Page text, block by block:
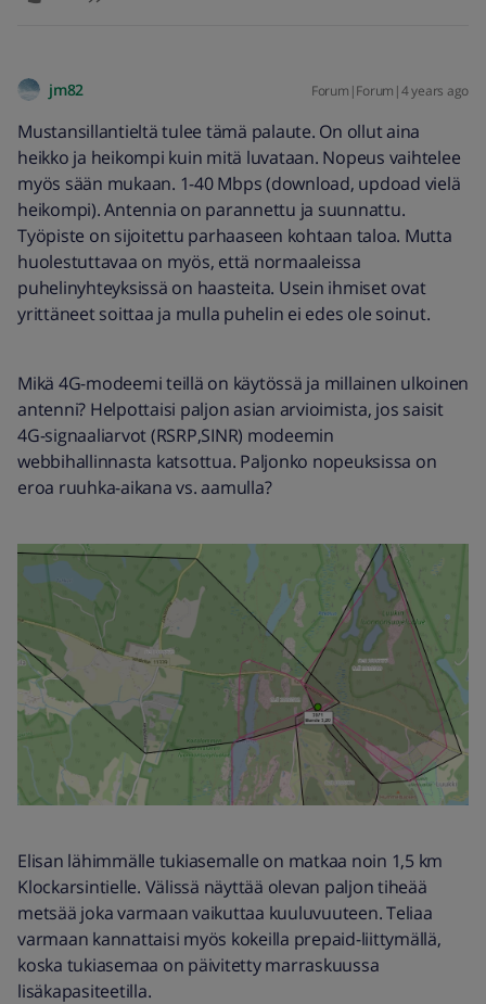
jm82 Forum|Forum|4 years ago
Mustansillantieltä tulee tämä palaute. On ollut aina
heikko ja heikompi kuin mitä luvataan. Nopeus vaihtelee
myös sään mukaan. 1-40 Mbps (download, updoad vielä
heikompi). Antennia on parannettu ja suunnattu.
Työpiste on sijoitettu parhaaseen kohtaan taloa. Mutta
huolestuttavaa on myös, että normaaleissa
puhelinyhteyksissä on haasteita. Usein ihmiset ovat
yrittäneet soittaa ja mulla puhelin ei edes ole soinut.
Mikä 4G-modeemi teillä on käytössä ja millainen ulkoinen
antenni? Helpottaisi paljon asian arvioimista, jos saisit
4G-signaaliarvot (RSRP,SINR) modeemin
webbihallinnasta katsottua. Paljonko nopeuksissa on
eroa ruuhka-aikana vs. aamulla?
Elisan lähimmälle tukiasemalle on matkaa noin 1,5 km
Klockarsintielle. Välissä näyttää olevan paljon tiheää
metsää joka varmaan vaikuttaa kuuluvuuteen. Teliaa
varmaan kannattaisi myös kokeilla prepaid-liittymällä,
koska tukiasemaa on päivitetty marraskuussa
lisäkapasiteetilla.